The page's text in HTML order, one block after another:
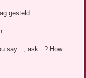
gesteld.
say…, ask…? How